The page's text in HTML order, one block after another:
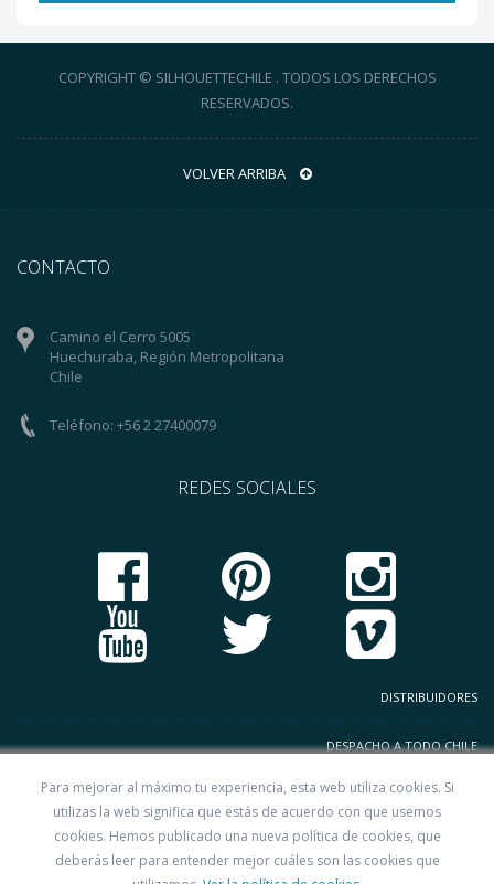
COPYRIGHT © SILHOUETTECHILE . TODOS LOS DERECHOS
RESERVADOS.
VOLVER ARRIBA
CONTACTO
Camino el Cerro 5005
Huechuraba, Región Metropolitana
Chile
Teléfono: +56 2 27400079
REDES SOCIALES
DISTRIBUIDORES
DESPACHO A TODO CHILE
TERMINOS Y CONDICIONES
CODIGO DE BUENAS PRACTICAS
Para mejorar al máximo tu experiencia, esta web utiliza cookies. Si
utilizas la web significa que estás de acuerdo con que usemos
cookies. Hemos publicado una nueva política de cookies, que
deberás leer para entender mejor cuáles son las cookies que